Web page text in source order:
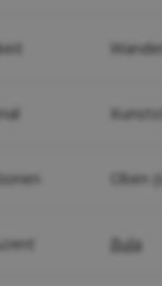
Oben
Bula